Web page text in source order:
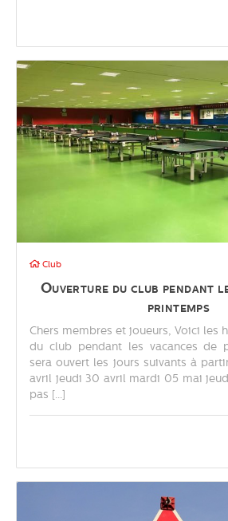
Club
Ouverture du club pendant
printemps
Chers membres et joueurs, Voici les
du club pendant les vacances de
sera ouvert les jours suivants à
avril jeudi 30 avril mardi 05 mai
pas [...]